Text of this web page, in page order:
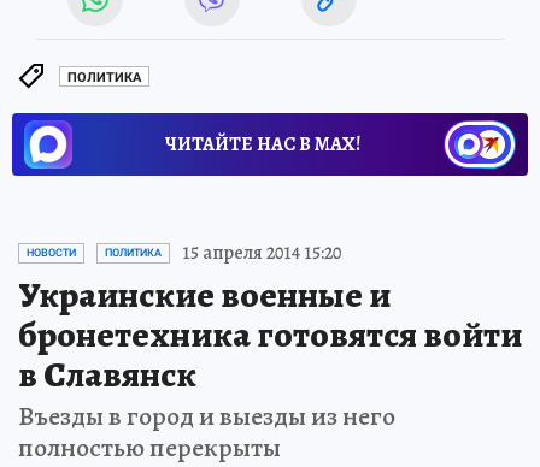
ПОЛИТИКА
ЧИТАЙТЕ НАС В МАХ!
НОВОСТИ ПОЛИТИКА 15 апреля 2014 15:20
Украинские военные и
бронетехника готовятся войти
в Славянск
Въезды в город и выезды из него
полностью перекрыты